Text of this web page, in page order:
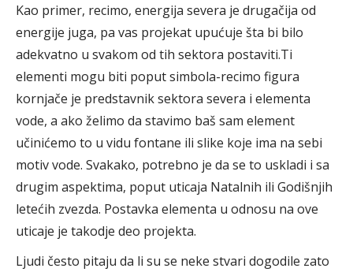
Kao primer, recimo, energija severa je drugačija od
energije juga, pa vas projekat upućuje šta bi bilo
adekvatno u svakom od tih sektora postaviti.Ti
elementi mogu biti poput simbola-recimo figura
kornjače je predstavnik sektora severa i elementa
vode, a ako želimo da stavimo baš sam element
učinićemo to u vidu fontane ili slike koje ima na sebi
motiv vode. Svakako, potrebno je da se to uskladi i sa
drugim aspektima, poput uticaja Natalnih ili Godišnjih
letećih zvezda. Postavka elementa u odnosu na ove
uticaje je takodje deo projekta.
Ljudi često pitaju da li su se neke stvari dogodile zato